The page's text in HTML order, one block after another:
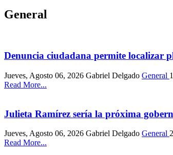
General
Denuncia ciudadana permite localizar
Jueves, Agosto 06, 2026 Gabriel Delgado General
Read More...
Julieta Ramírez sería la próxima
Jueves, Agosto 06, 2026 Gabriel Delgado General
Read More...